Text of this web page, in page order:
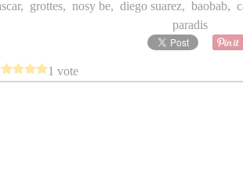
, grottes, nosy be, diego suarez, baobab,
paradis
1 vote